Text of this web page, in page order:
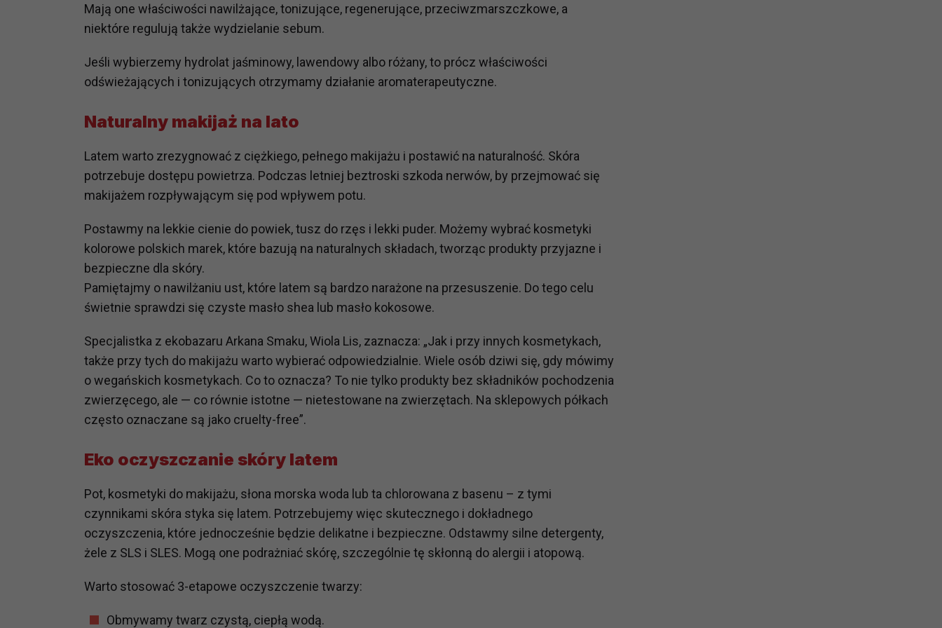
Mają one właściwości nawilżające, tonizujące, regenerujące, przeciwzmarszczkowe, a
niektóre regulują także wydzielanie sebum.
Jeśli wybierzemy hydrolat jaśminowy, lawendowy albo różany, to prócz właściwości
odświeżających i tonizujących otrzymamy działanie aromaterapeutyczne.
Naturalny makijaż na lato
Latem warto zrezygnować z ciężkiego, pełnego makijażu i postawić na naturalność. Skóra
potrzebuje dostępu powietrza. Podczas letniej beztroski szkoda nerwów, by przejmować się
makijażem rozpływającym się pod wpływem potu.
Postawmy na lekkie cienie do powiek, tusz do rzęs i lekki puder. Możemy wybrać kosmetyki
kolorowe polskich marek, które bazują na naturalnych składach, tworząc produkty przyjazne i
bezpieczne dla skóry.
Pamiętajmy o nawilżaniu ust, które latem są bardzo narażone na przesuszenie. Do tego celu
świetnie sprawdzi się czyste masło shea lub masło kokosowe.
Specjalistka z ekobazaru Arkana Smaku, Wiola Lis, zaznacza: „Jak i przy innych kosmetykach,
także przy tych do makijażu warto wybierać odpowiedzialnie. Wiele osób dziwi się, gdy mówimy
o wegańskich kosmetykach. Co to oznacza? To nie tylko produkty bez składników pochodzenia
zwierzęcego, ale — co równie istotne — nietestowane na zwierzętach. Na sklepowych półkach
często oznaczane są jako cruelty-free”.
Eko oczyszczanie skóry latem
Pot, kosmetyki do makijażu, słona morska woda lub ta chlorowana z basenu – z tymi
czynnikami skóra styka się latem. Potrzebujemy więc skutecznego i dokładnego
oczyszczenia, które jednocześnie będzie delikatne i bezpieczne. Odstawmy silne detergenty,
żele z SLS i SLES. Mogą one podrażniać skórę, szczególnie tę skłonną do alergii i atopową.
Warto stosować 3-etapowe oczyszczenie twarzy:
Obmywamy twarz czystą, ciepłą wodą.
potrzebom
Zgodnie z obowiązującym prawem Twoje dane możemy przekazywać podmiotom przetwarzającym je na nasze zlecenie,
np. agencjom marketingowym, podwykonawcom naszych usług oraz podmiotom uprawnionym do uzyskania danych na podstawie
obowiązującego prawa np. sądy lub organy ścigania – oczywiście tylko gdy wystąpią z żądaniem w oparciu o stosowną podstawę
Zaufanych parterów.
Jakie masz prawa w stosunku do Twoich danych?
Masz między innymi prawo do żądania dostępu do danych, sprostowania, usunięcia lub ograniczenia ich przetwarzania. Możesz
także wycofać zgodę na przetwarzanie danych osobowych, zgłosić sprzeciw oraz skorzystać z innych praw wymienionych
Jakie są podstawy prawne przetwarzania Twoich danych?
Każde przetwarzanie Twoich danych musi być oparte na właściwej, zgodnej z obowiązującymi przepisami, podstawie prawnej.
Podstawą prawną przetwarzania Twoich danych w celu świadczenia usług, w tym dopasowywania ich do Twoich zainteresowań,
analizowania ich i udoskonalania oraz zapewniania ich bezpieczeństwa jest niezbędność do wykonania umów o ich świadczenie
(tymi umowami są zazwyczaj regulaminy lub podobne dokumenty dostępne w usługach, z których korzystasz). Taką podstawą
Przetwarzanie Twoich danych w celach marketingowych podmiotów trzecich będzie odbywać się na podstawie Twojej dobrowolnej
zgody.